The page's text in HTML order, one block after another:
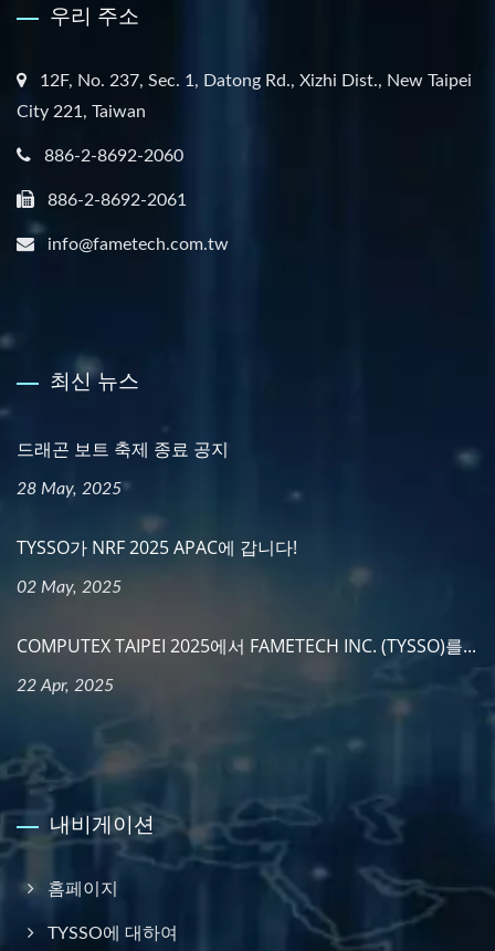
우리 주소
12F, No. 237, Sec. 1, Datong Rd., Xizhi Dist., New Taipei
City 221, Taiwan
886-2-8692-2060
886-2-8692-2061
info@fametech.com.tw
최신 뉴스
드래곤 보트 축제 종료 공지
28 May, 2025
TYSSO가 NRF 2025 APAC에 갑니다!
02 May, 2025
COMPUTEX TAIPEI 2025에서 FAMETECH INC. (TYSSO)를...
22 Apr, 2025
내비게이션
홈페이지
TYSSO에 대하여